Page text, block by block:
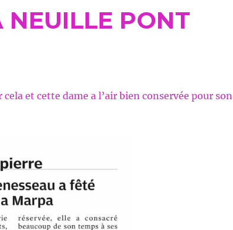
NEUILLE PONT
cela et cette dame a l’air bien conservée pour son